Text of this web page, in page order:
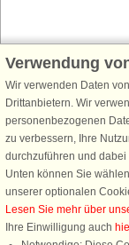
Schließen Sie sich
Erhalten Sie einen
Ferienhausurlaub -
an. Verpassen Sie nie
Urlaubstipps!
Verwendung
Wir verwenden Daten
Drittanbietern. Wir
personenbezogenen
zu verbessern, Ihre
durchzuführen und
Unten können Sie
unserer optionalen
Lesen Sie mehr über
Ihre Einwilligung auch